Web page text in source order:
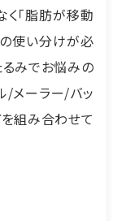
く「脂肪が移動
の使い分けが必
るみでお悩みの
/メーラー/バッ
組み合わせて